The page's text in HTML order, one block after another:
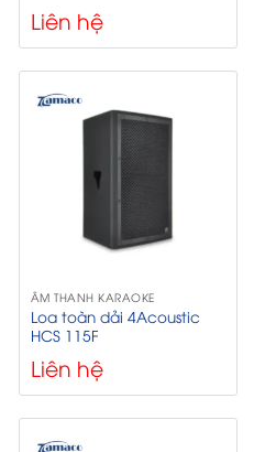
Liên hệ
ÂM THANH KARAOKE
Loa toàn dải 4Acoustic
HCS 115F
Liên hệ